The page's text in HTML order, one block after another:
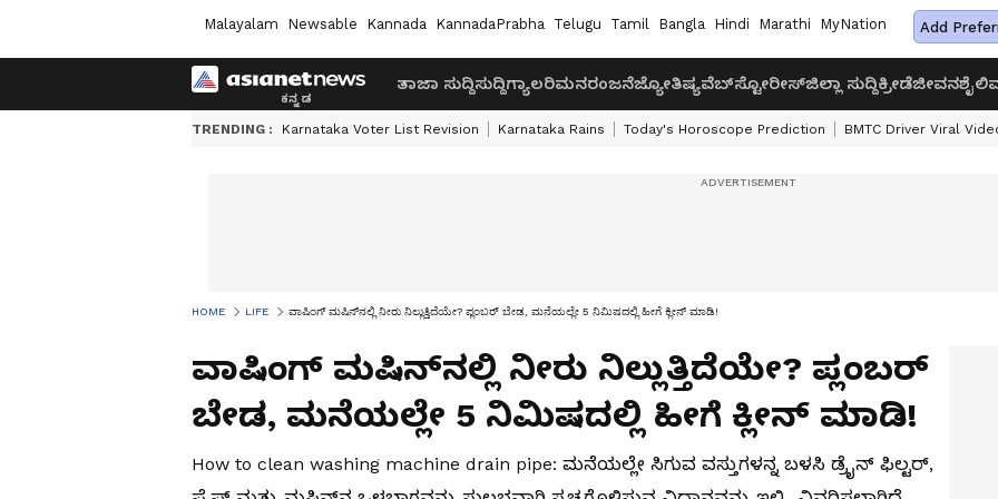
Malayalam Newsable Kannada KannadaPrabha Telugu Tamil Bangla Hindi Marathi MyNation Add
ತಾಜಾ ಸುದ್ದಿಸುದ್ದಿಗ್ಯಾಲರಿಮನರಂಜನೆಜ್ಯೋತಿಷ್ಯವೆಬ್‌ಸ್ಟೋರೀಸ್ಜಿಲ್ಲಾ ಸುದ್ದಿಕ್ರೀಡೆಜೀವನಶೈಲಿ
TRENDING : Karnataka Voter List Revision Karnataka Rains Today's Horoscope Prediction BMTC Driver Viral
HOME LIFE ವಾಷಿಂಗ್ ಮಷಿನ್‌ನಲ್ಲಿ ನೀರು ನಿಲ್ಲುತ್ತಿದೆಯೇ? ಪ್ಲಂಬರ್ ಬೇಡ, ಮನೆಯಲ್ಲೇ 5 ನಿಮಿಷದಲ್ಲಿ ಹೀಗೆ ಕ್ಲೀನ್ ಮಾಡಿ!
ವಾಷಿಂಗ್ ಮಷಿನ್‌ನಲ್ಲಿ ನೀರು ನಿಲ್ಲುತ್ತಿದೆಯೇ? ಪ್ಲಂಬರ್
ಬೇಡ, ಮನೆಯಲ್ಲೇ 5 ನಿಮಿಷದಲ್ಲಿ ಹೀಗೆ ಕ್ಲೀನ್ ಮಾಡಿ!
How to clean washing machine drain pipe: ಮನೆಯಲ್ಲೇ ಸಿಗುವ ವಸ್ತುಗಳನ್ನ ಬಳಸಿ ಡ್ರೈನ್ ಫಿಲ್ಟರ್,